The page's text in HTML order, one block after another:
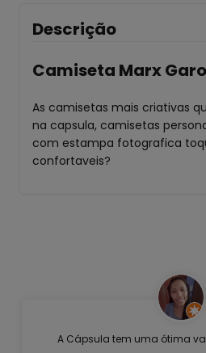
Descrição
Camiseta Marx
As camisetas mais criativas
na capsula, camisetas
com estampa fotografica
confortaveis?
A Cápsula tem uma ótima